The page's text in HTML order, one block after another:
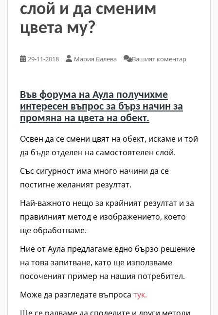
слой и да сменим
цвета му?
29-11-2018 Мария Балева Вашият коментар
Във форума на Аула получихме
интересен въпрос за бърз начин за
промяна на цвета на обект.
Освен да се смени цвят на обект, искаме и той
да бъде отделен на самостоятелен слой.
Със сигурност има много начини да се
постигне желаният резултат.
Най-важното нещо за крайният резултат и за
правилният метод е изображението, което
ще обработваме.
Ние от Аула предлагаме едно бързо решение
на това запитване, като ще използваме
посоченият пример на нашия потребител.
Може да разгледате въпроса тук.
Ще се радваме да споделите и други методи